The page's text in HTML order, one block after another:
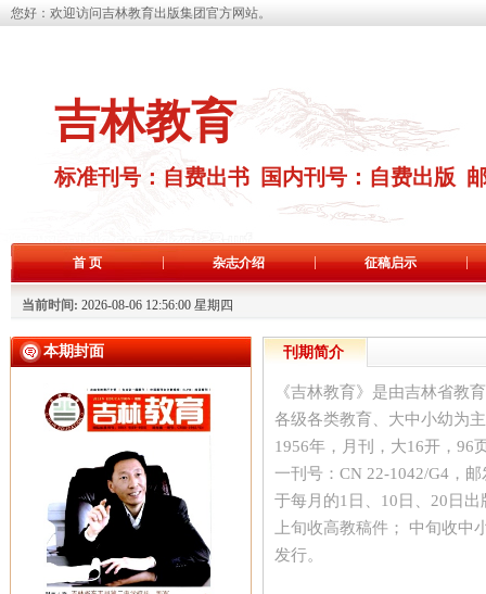
您好：欢迎访问吉林教育出版集团官方网站。
吉林教育
标准刊号：自费出书 国内刊号：自费出版
首 页 杂志介绍 征稿启示
当前时间: 2026-08-06 12:56:00 星期四
本期封面 刊期简介
《吉林教育》是由吉林省教
各级各类教育、大中小幼为
1956年，月刊，大16开，96
一刊号：CN 22-1042/G4，
于每月的1日、10日、20日
上旬收高教稿件； 中旬收
发行。